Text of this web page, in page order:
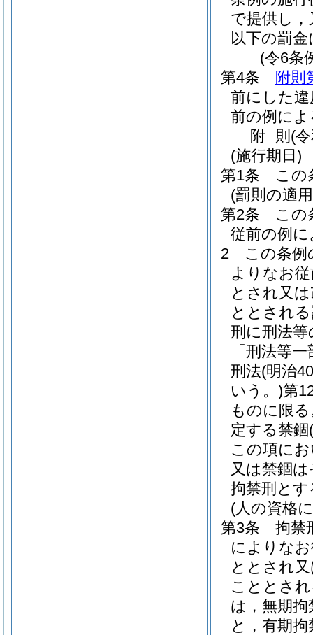
で提供し
以下の罰
(令6条
第4条
附則
前にした
前の例によ
附 則 (
(施行期日)
第1条
この
(罰則の適
第2条
この
従前の例
2
この条例
よりなお
とされ又
ととされ
刑に刑法
「刑法等
刑法(明治
いう。)第
ものに限
定する禁錮
この項に
又は禁錮
拘禁刑とす
(人の資格
第3条
拘禁
によりな
ととされ
こととさ
は，無期
と，有期